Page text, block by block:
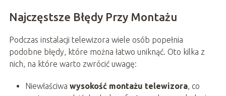
Najczęstsze Błędy Przy Montażu
Podczas instalacji telewizora wiele osób popełnia
podobne błędy, które można łatwo uniknąć. Oto kilka z
nich, na które warto zwrócić uwagę:
Niewłaściwa wysokość montażu telewizora, co